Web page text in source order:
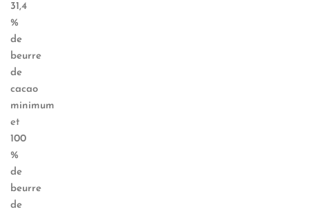
31,4
%
de
beurre
de
cacao
minimum
et
100
%
de
beurre
de